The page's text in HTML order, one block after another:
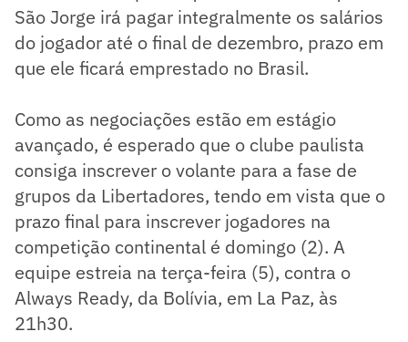
São Jorge irá pagar integralmente os salários
do jogador até o final de dezembro, prazo em
que ele ficará emprestado no Brasil.
Como as negociações estão em estágio
avançado, é esperado que o clube paulista
consiga inscrever o volante para a fase de
grupos da Libertadores, tendo em vista que o
prazo final para inscrever jogadores na
competição continental é domingo (2). A
equipe estreia na terça-feira (5), contra o
Always Ready, da Bolívia, em La Paz, às
21h30.